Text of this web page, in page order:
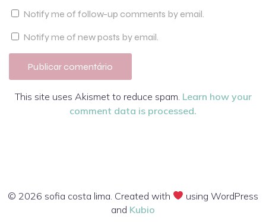
Notify me of follow-up comments by email.
Notify me of new posts by email.
This site uses Akismet to reduce spam. Learn how your
comment data is processed.
© 2026 sofia costa lima. Created with
using WordPress
and Kubio